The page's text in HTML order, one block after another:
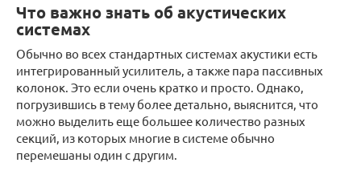
Что важно знать об акустических
системах
Обычно во всех стандартных системах акустики есть
интегрированный усилитель, а также пара пассивных
колонок. Это если очень кратко и просто. Однако,
погрузившись в тему более детально, выяснится, что
можно выделить еще большее количество разных
секций, из которых многие в системе обычно
перемешаны один с другим.